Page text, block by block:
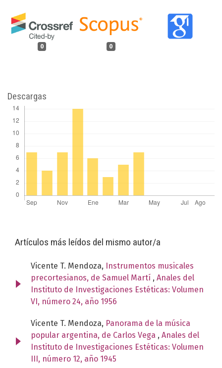
0 0
Descargas
Artículos más leídos del mismo autor/a
Vicente T. Mendoza, Instrumentos musicales
precortesianos, de Samuel Martí , Anales del
Instituto de Investigaciones Estéticas: Volumen
VI, número 24, año 1956
Vicente T. Mendoza, Panorama de la música
popular argentina, de Carlos Vega , Anales del
Instituto de Investigaciones Estéticas: Volumen
III, número 12, año 1945